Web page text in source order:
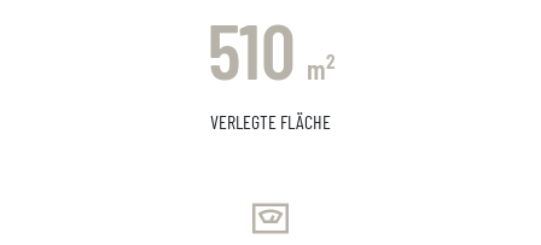
510 m2
VERLEGTE FLÄCHE